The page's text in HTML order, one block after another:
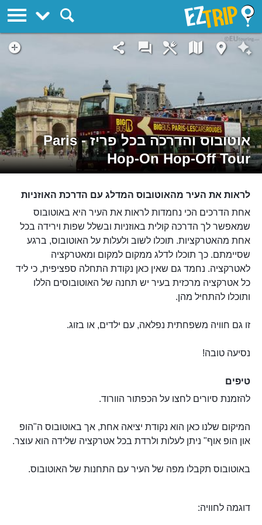
אוטובוס והדרכה בכל פריז - Paris
Hop-On Hop-Off Tour
לראות את העיר מהאוטובוס המדלג עם הדרכת האוזניות
אחת הדרכים הכי נחמדות לראות את העיר היא באוטובוס
שמאפשר לך הדרכה קולית באוזניות ובשלל שפות וירידה בכל
אחת מהאטרקציות. תוכלו לשוב ולעלות על האוטובוס, ברגע
שסיימתם. כך תוכלו לדלג ממקום למקום ומאטרקציה
לאטרקציה. נחמד גם שאין כאן נקודת התחלה ספציפית, כי ליד
כל אטרקציה מרכזית בעיר יש תחנה של האוטובוסים הללו
ותוכלו להתחיל מהן.
זו גם חוויה משפחתית נפלאה, עם ילדים, או בזוג.
נסיעה טובה!
טיפים
להזמנת סיורים לחצו על הכפתור הוורוד.
המיקום שלנו כאן הוא נקודת יציאה אחת, אך באוטובוס ה"הופ
און הופ אוף" ניתן לעלות ולרדת בכל אטרקציה שלידה הוא עוצר.
באוטובוס תקבלו מפה של העיר עם התחנות של האוטובוס.
דוגמה לחוויה:
EZTrip